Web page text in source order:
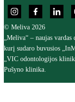
© Meliva 2026
„Meliva“ – naujas
kurį sudaro buvusios
„VIC odontologijos
Pušyno klinika.